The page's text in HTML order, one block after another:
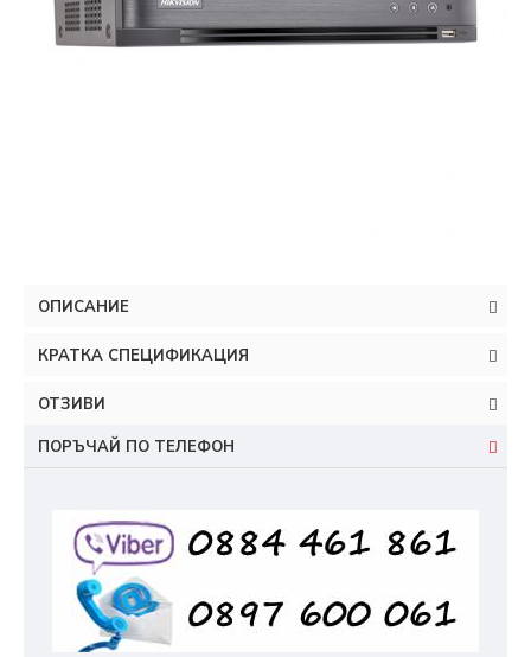
ОПИСАНИЕ
КРАТКА СПЕЦИФИКАЦИЯ
ОТЗИВИ
ПОРЪЧАЙ ПО ТЕЛЕФОН